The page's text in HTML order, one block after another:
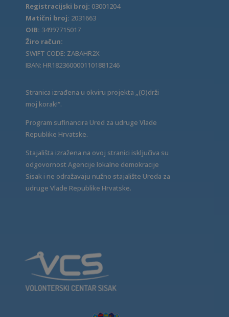
Registracijski broj: 03001204
Matični broj: 2031663
OIB: 34997715017
Žiro račun:
SWIFT CODE: ZABAHR2X
IBAN: HR1823600001101881246
Stranica izrađena u okviru projekta „(O)drži
moj korak!“.
Program sufinancira Ured za udruge Vlade
Republike Hrvatske.
Stajališta izražena na ovoj stranici isključiva su
odgovornost Agencije lokalne demokracije
Sisak i ne odražavaju nužno stajalište Ureda za
udruge Vlade Republike Hrvatske.